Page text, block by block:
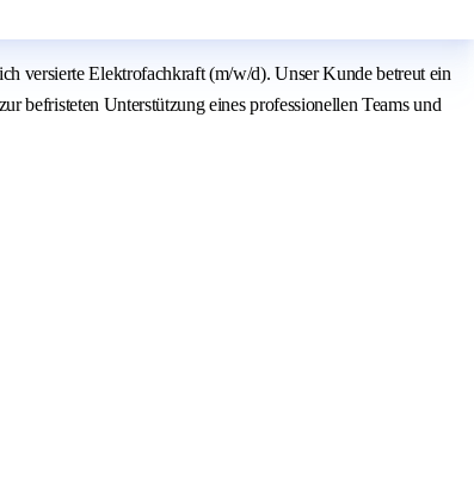
versierte Elektrofachkraft (m/w/d). Unser Kunde betreut ein
befristeten Unterstützung eines professionellen Teams und